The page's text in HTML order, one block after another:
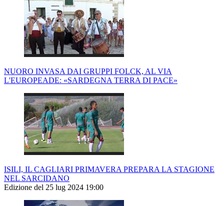
NUORO INVASA DAI GRUPPI FOLCK, AL VIA
L'EUROPEADE: «SARDEGNA TERRA DI PACE»
ISILI, IL CAGLIARI PRIMAVERA PREPARA LA STAGIONE
NEL SARCIDANO
Edizione del 25 lug 2024 19:00